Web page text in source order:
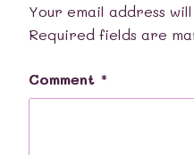
Your email address
Required fields are
Comment *